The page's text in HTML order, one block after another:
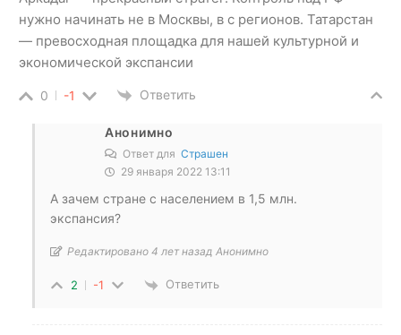
нужно начинать не в Москвы, в с регионов. Татарстан
— превосходная площадка для нашей культурной и
экономической экспансии
0 -1 Ответить
Анонимно
Ответ для Страшен
29 января 2022 13:11
А зачем стране с населением в 1,5 млн.
экспансия?
Редактировано 4 лет назад Анонимно
2 -1 Ответить